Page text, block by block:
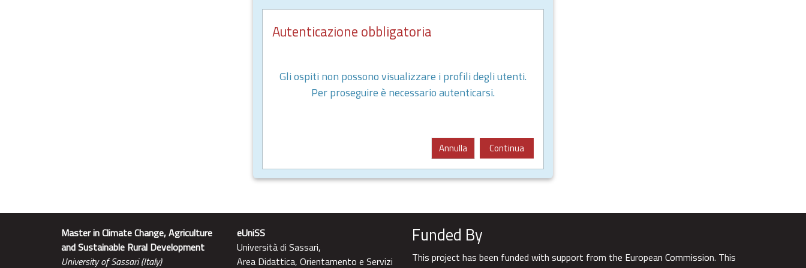
Autenticazione obbligatoria
Gli ospiti non possono visualizzare i profili degli utenti.
Per proseguire è necessario autenticarsi.
Annulla Continua
Master in Climate Change, Agriculture
and Sustainable Rural Development
University of Sassari (Italy)
eUniSS
Università di Sassari,
Area Didattica, Orientamento e Servizi
Funded By
This project has been funded with support from the European Commission. This